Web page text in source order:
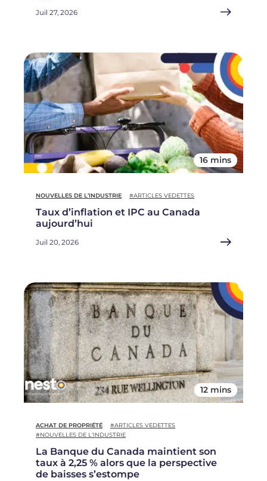
Juil 27, 2026
16 mins
NOUVELLES DE L’INDUSTRIE #ARTICLES VEDETTES
Taux d’inflation et IPC au Canada
aujourd’hui
Juil 20, 2026
12 mins
ACHAT DE PROPRIÉTÉ
#ARTICLES VEDETTES
#NOUVELLES DE L’INDUSTRIE
La Banque du Canada maintient son
taux à 2,25 % alors que la perspective
de baisses s’estompe